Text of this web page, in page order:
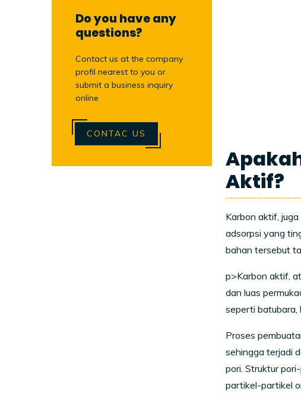
Aktif?
Karbon aktif,
adsorpsi yang
bahan tersebut
p>Karbon aktif,
dan luas
seperti batubara,
Proses
sehingga terjadi
pori. Struktur
partikel-partikel
Do you have any
questions?
Contact us at the company
profil nearest to you or
submit a business inquiry
online
CONTAC US